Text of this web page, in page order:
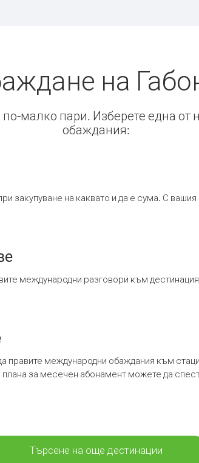
на
малко пари. Изберете една от
обаждания:
закупуване на каквато и да е сума. С
международни разговори към
правите международни обаждания към
за месечен абонамент можете да
Търсене на още дестинации